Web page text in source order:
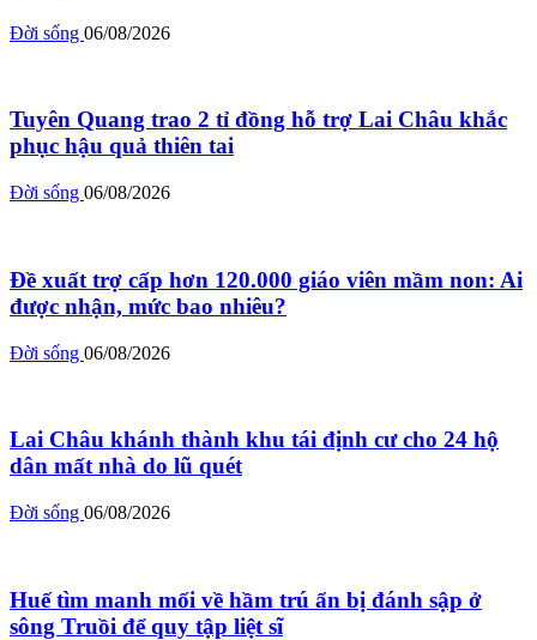
Đời sống 06/08/2026
Tuyên Quang trao 2 tỉ đồng hỗ trợ Lai Châu khắc
phục hậu quả thiên tai
Đời sống 06/08/2026
Đề xuất trợ cấp hơn 120.000 giáo viên mầm non: Ai
được nhận, mức bao nhiêu?
Đời sống 06/08/2026
Lai Châu khánh thành khu tái định cư cho 24 hộ
dân mất nhà do lũ quét
Đời sống 06/08/2026
Huế tìm manh mối về hầm trú ẩn bị đánh sập ở
sông Truồi để quy tập liệt sĩ